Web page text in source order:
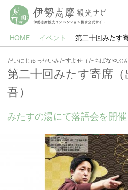
HOME イベント 第二十回みたす
だいにじゅっかいみたすよせ（たちばなやぶん
第二十回みたす寄席（
吾）
みたすの湯にて落語会を開催